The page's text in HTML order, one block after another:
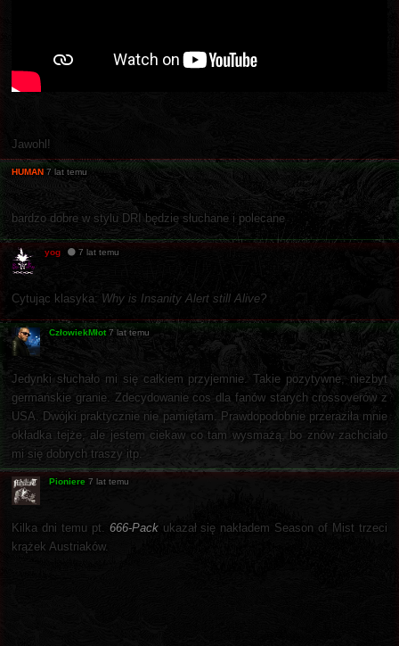
Jawohl!
HUMAN 7 lat temu
bardzo dobre w stylu DRI będzie słuchane i polecane
yog 7 lat temu
Cytując klasyka: Why is Insanity Alert still Alive?
CzłowiekMłot 7 lat temu
Jedynki słuchało mi się całkiem przyjemnie. Takie pozytywne, niezbyt
germańskie granie. Zdecydowanie cos dla fanów starych crossoverów z
USA. Dwójki praktycznie nie pamiętam. Prawdopodobnie przeraziła mnie
okładka tejże, ale jestem ciekaw co tam wysmażą, bo znów zachciało
mi się dobrych traszy itp.
Pioniere 7 lat temu
Kilka dni temu pt. 666-Packukazał się nakładem Season of Mist trzeci
krążek Austriaków.